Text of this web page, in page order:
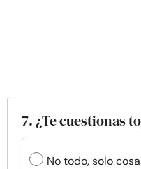
7. ¿Te cuestionas
No todo, solo